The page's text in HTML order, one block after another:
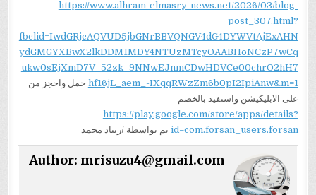
https://www.alhram-elmasry-news.net/2026/03/blog-
post_307.html?
fbclid=IwdGRjcAQVUD5jbGNrBBVQNGV4dG4DYWVtAjExAHN
ydGMGYXBwX2lkDDM1MDY4NTUzMTcyOAABHoNCzP7wCq
ukw0sEjXmD7V_52zk_9NNwEJnmCDwHDVCe00chrO2hH7
hf16jL_aem_-IXqqRWzZm6b0pI2IpiAnw&m=1 حمل واحجز من
على الابليكيشن واستفيد بالخصم
https://play.google.com/store/apps/details?
id=com.forsan_users.forsan تم بواسطة /ريناد محمد
Author: mrisuzu4@gmail.com